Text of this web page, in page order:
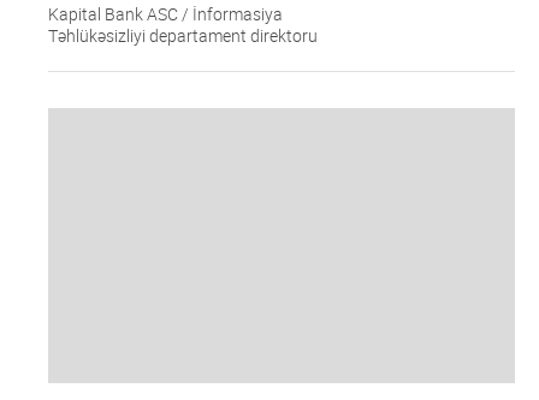
Kapital Bank ASC / İnformasiya
Təhlükəsizliyi departament direktoru